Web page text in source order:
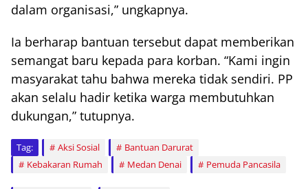
dalam organisasi,” ungkapnya.
Ia berharap bantuan tersebut dapat memberikan
semangat baru kepada para korban. “Kami ingin
masyarakat tahu bahwa mereka tidak sendiri. PP
akan selalu hadir ketika warga membutuhkan
dukungan,” tutupnya.
Tag: Aksi Sosial
Bantuan Darurat
Kebakaran Rumah
Medan Denai Pemuda Pancasila